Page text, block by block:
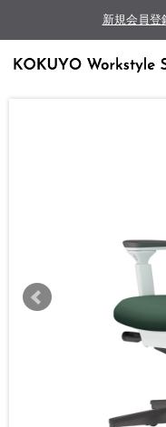
新規会員登